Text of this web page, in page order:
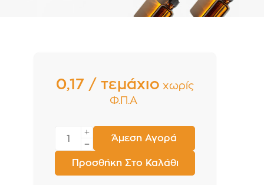
0,17 / τεμάχιο χωρίς
Φ.Π.Α
Προσθήκη Στο Καλάθι
Άμεση Αγορά